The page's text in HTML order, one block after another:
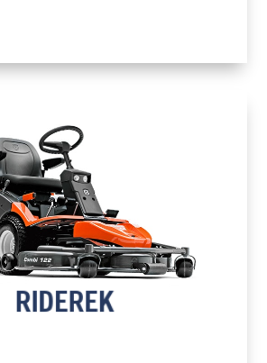
H
RIDEREK
RIDEREK
TOVÁBB A TERMÉKEKHEZ